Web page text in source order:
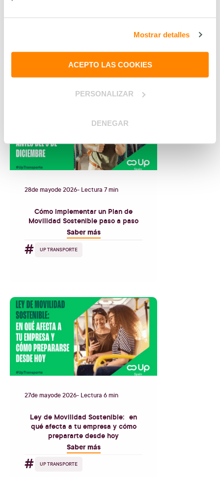
Mostrar detalles
ACEPTO LAS COOKIES
PERSONALIZAR
DENEGAR
Puede que también te interese...
VER TODOS LOS POSTS
28demayode2026- Lectura 7 min
Cómo implementar un Plan de
Movilidad Sostenible paso a paso
Saber más
# UP TRANSPORTE
27demayode2026- Lectura 6 min
Ley de Movilidad Sostenible: en
qué afecta a tu empresa y cómo
prepararte desde hoy
Saber más
# UP TRANSPORTE